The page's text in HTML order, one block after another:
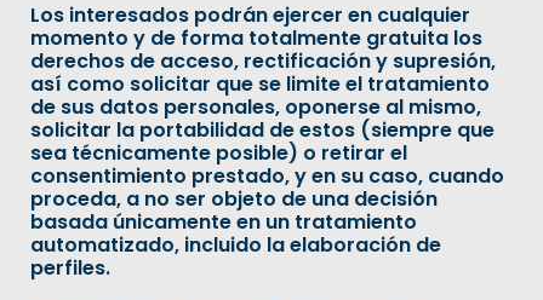
Los interesados podrán ejercer en cualquier
momento y de forma totalmente gratuita los
derechos de acceso, rectificación y supresión,
así como solicitar que se limite el tratamiento
de sus datos personales, oponerse al mismo,
solicitar la portabilidad de estos (siempre que
sea técnicamente posible) o retirar el
consentimiento prestado, y en su caso, cuando
proceda, a no ser objeto de una decisión
basada únicamente en un tratamiento
automatizado, incluido la elaboración de
perfiles.